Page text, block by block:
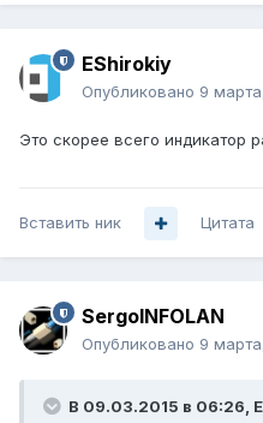
EShirokiy
Опубликовано 9
Это скорее всего индикатор
Вставить ник Цитата
SergoINFOLAN
Опубликовано 9
В 09.03.2015 в 06:26,